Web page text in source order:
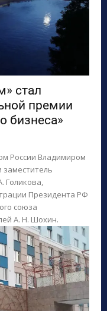
стал
премии
бизнеса»
России Владимиром
заместитель
Голикова,
Президента РФ
союза
А. Н. Шохин.